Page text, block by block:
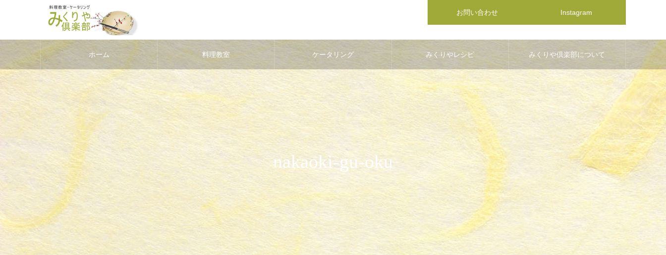
お問い合わせ Instagram
ホーム 料理教室 ケータリング みくりやレシピ みくりや倶楽部について
nakaoki-gu-oku